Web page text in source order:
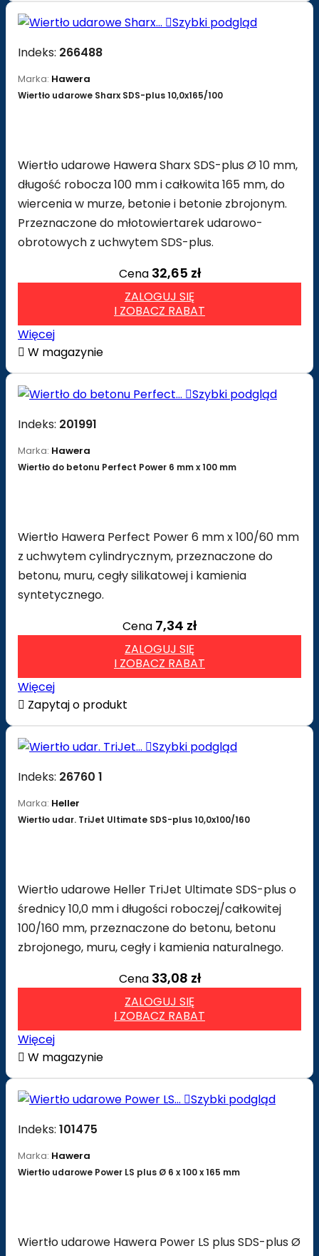
Szybki podgląd
Indeks: 266488
Marka: Hawera
Wiertło udarowe Sharx SDS-plus 10,0x165/100
Wiertło udarowe Hawera Sharx SDS-plus Ø 10 mm,
długość robocza 100 mm i całkowita 165 mm, do
wiercenia w murze, betonie i betonie zbrojonym.
Przeznaczone do młotowiertarek udarowo-
obrotowych z uchwytem SDS-plus.
Cena 32,65 zł
ZALOGUJ SIĘ
I ZOBACZ RABAT
Więcej
 W magazynie
Szybki podgląd
Indeks: 201991
Marka: Hawera
Wiertło do betonu Perfect Power 6 mm x 100 mm
Wiertło Hawera Perfect Power 6 mm x 100/60 mm
z uchwytem cylindrycznym, przeznaczone do
betonu, muru, cegły silikatowej i kamienia
syntetycznego.
Cena 7,34 zł
ZALOGUJ SIĘ
I ZOBACZ RABAT
Więcej
 Zapytaj o produkt
Szybki podgląd
Indeks: 26760 1
Marka: Heller
Wiertło udar. TriJet Ultimate SDS-plus 10,0x100/160
Wiertło udarowe Heller TriJet Ultimate SDS-plus o
średnicy 10,0 mm i długości roboczej/całkowitej
100/160 mm, przeznaczone do betonu, betonu
zbrojonego, muru, cegły i kamienia naturalnego.
Cena 33,08 zł
ZALOGUJ SIĘ
I ZOBACZ RABAT
Więcej
 W magazynie
Szybki podgląd
Indeks: 101475
Marka: Hawera
Wiertło udarowe Power LS plus Ø 6 x 100 x 165 mm
Wiertło udarowe Hawera Power LS plus SDS-plus Ø